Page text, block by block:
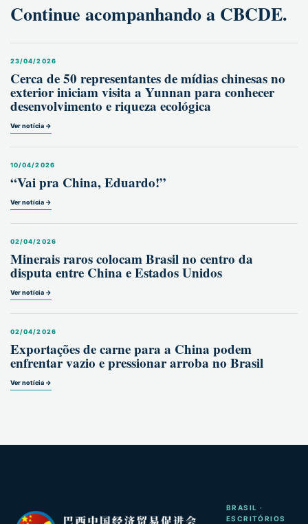
Continue acompanhando a CBCDE.
23/04/2026
Cerca de 50 representantes de mídias chinesas no
exterior iniciam visita a Yunnan para conhecer
desenvolvimento e riqueza ecológica
Ver notícia →
10/04/2026
“Vai pra China, Eduardo!”
Ver notícia →
02/04/2026
Minerais raros colocam Brasil no centro da
disputa entre China e Estados Unidos
Ver notícia →
02/04/2026
Exportações de carne para a China podem
enfrentar vazio e pressionar arroba no Brasil
Ver notícia →
BRASIL ·
ESCRITÓRIOS